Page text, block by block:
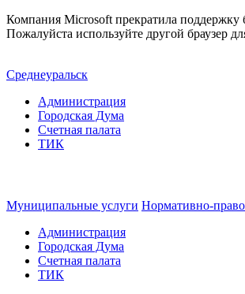
Компания Microsoft прекратила поддержку
Пожалуйста используйте другой браузер
Среднеуральск
Администрация
Городская Дума
Счетная палата
ТИК
Муниципальные услуги Нормативно-
Администрация
Городская Дума
Счетная палата
ТИК